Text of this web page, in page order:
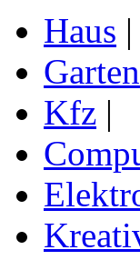
Haus |
Garten
Kfz |